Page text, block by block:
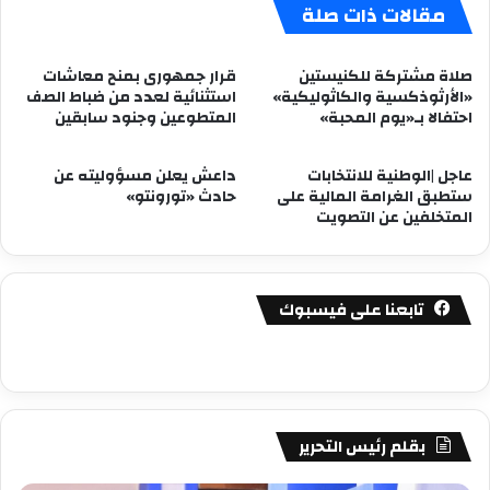
مقالات ذات صلة
صلاة مشتركة للكنيستين
«الأرثوذكسية والكاثوليكية»
احتفالا بـ«يوم المحبة»
قرار جمهورى بمنح معاشات
استثنائية لعدد من ضباط الصف
المتطوعين وجنود سابقين
عاجل |الوطنية للانتخابات
ستطبق الغرامة المالية على
المتخلفين عن التصويت
داعش يعلن مسؤوليته عن
حادث «تورونتو»
تابعنا على فيسبوك
بقلم رئيس التحرير